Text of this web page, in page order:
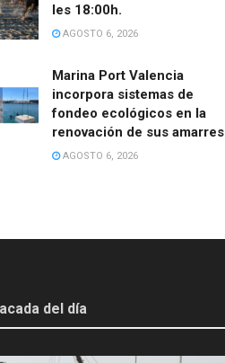
les 18:00h.
AGOSTO 6, 2026
Marina Port Valencia
incorpora sistemas de
fondeo ecológicos en la
renovación de sus amarres
AGOSTO 6, 2026
del día